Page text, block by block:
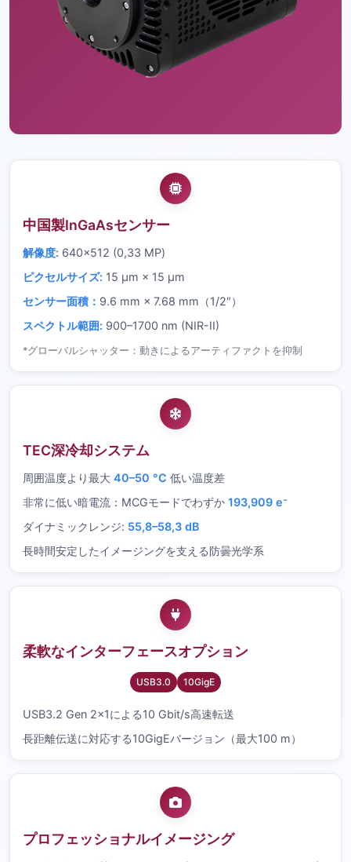
中国製InGaAsセンサー
解像度: 640×512 (0,33 MP)
ピクセルサイズ: 15 µm × 15 µm
センサー面積： 9.6 mm × 7.68 mm（1/2″）
スペクトル範囲: 900–1700 nm (NIR-II)
*グローバルシャッター：動きによるアーティファクトを抑制
TEC深冷却システム
周囲温度より最大 40–50 °C 低い温度差
非常に低い暗電流：MCGモードでわずか 193,909 e⁻
ダイナミックレンジ: 55,8–58,3 dB
長時間安定したイメージングを支える防曇光学系
柔軟なインターフェースオプション
USB3.0 10GigE
USB3.2 Gen 2×1による10 Gbit/s高速転送
長距離伝送に対応する10GigEバージョン（最大100 m）
プロフェッショナルイメージング